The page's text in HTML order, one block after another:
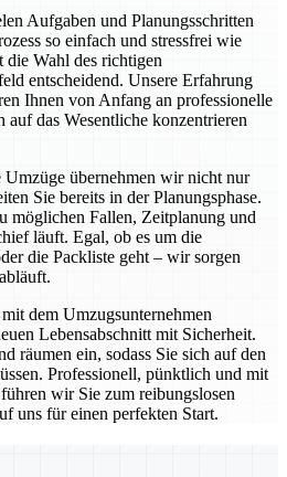
Aufgaben und Planungsschritten
so einfach und stressfrei wie
die Wahl des richtigen
entscheidend. Unsere Erfahrung
Ihnen von Anfang an professionelle
das Wesentliche konzentrieren
Umzüge übernehmen wir nicht nur
Sie bereits in der Planungsphase.
möglichen Fallen, Zeitplanung und
läuft. Egal, ob es um die
die Packliste geht – wir sorgen
dem Umzugsunternehmen
Lebensabschnitt mit Sicherheit.
räumen ein, sodass Sie sich auf den
Professionell, pünktlich und mit
wir Sie zum reibungslosen
uns für einen perfekten Start.